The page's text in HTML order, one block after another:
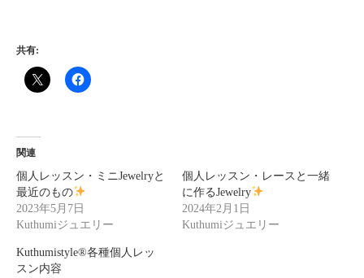
共有:
関連
個人レッスン・ミニJewelryと
最近のもの
2023年5月7日
Kuthumiジュエリー
個人レッスン・レースと一緒
に作るJewelry
2024年2月1日
Kuthumiジュエリー
Kuthumistyle®各種個人レッ
スン内容